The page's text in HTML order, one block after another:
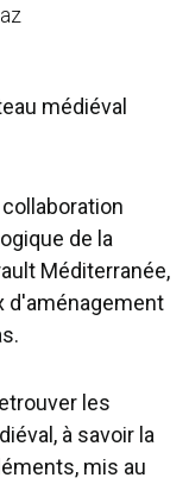
médiéval
de la
Méditerranée,
d'aménagement
les
à savoir la
mis au